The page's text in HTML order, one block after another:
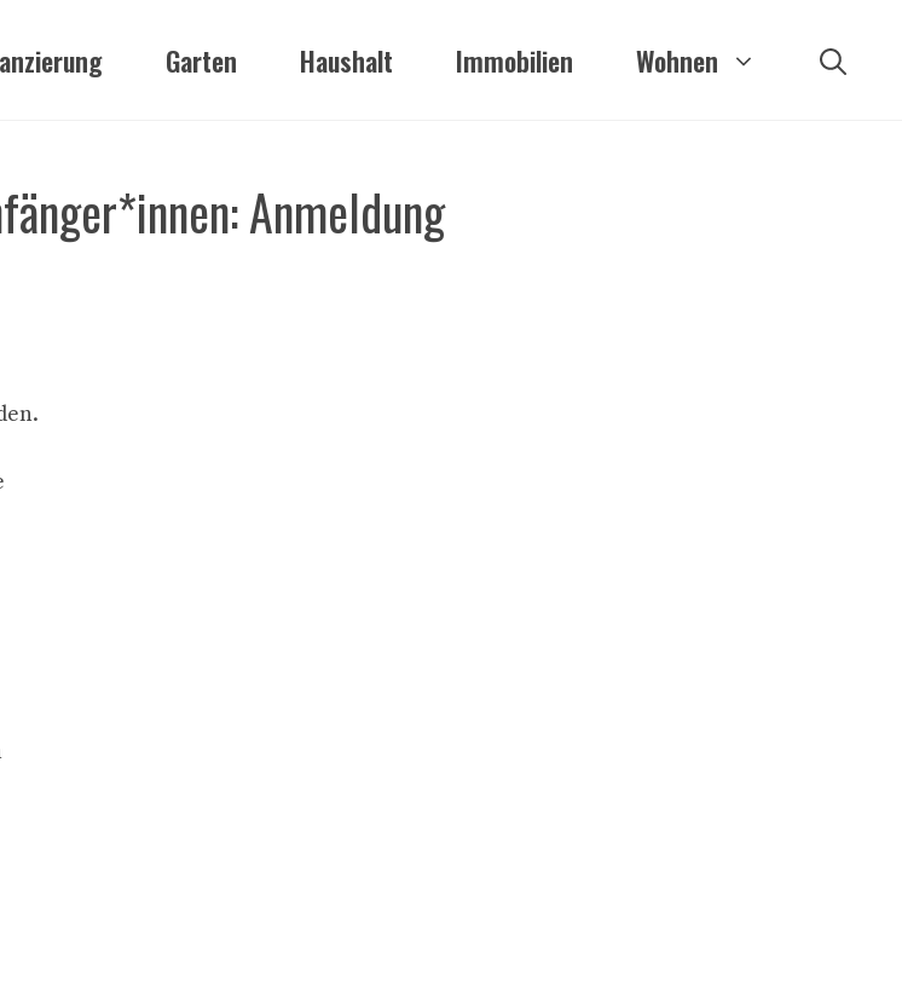
Garten Haushalt Immobilien Wohnen
Anmeldung